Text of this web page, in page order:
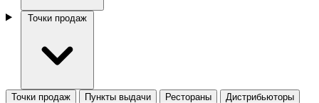
Точки продаж
Точки продаж Пункты выдачи Рестораны Дистрибьюторы